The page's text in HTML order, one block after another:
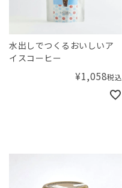
水出しでつくるおいしいア
イスコーヒー
¥1,058税込